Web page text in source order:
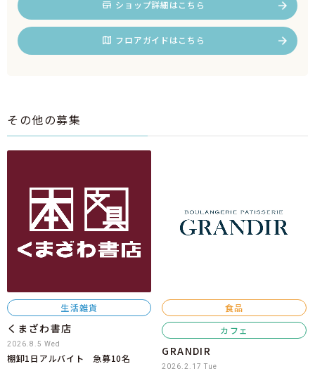
ショップ詳細はこちら
フロアガイドはこちら
その他の募集
生活雑貨
くまざわ書店
2026.8.5 Wed
棚卸1日アルバイト 急募10名
食品
カフェ
GRANDIR
2026.2.17 Tue